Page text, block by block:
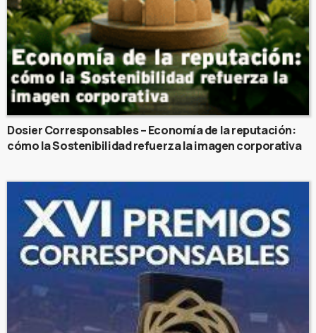
Dosier Corresponsables – Economía de la reputación:
cómo la Sostenibilidad refuerza la imagen corporativa